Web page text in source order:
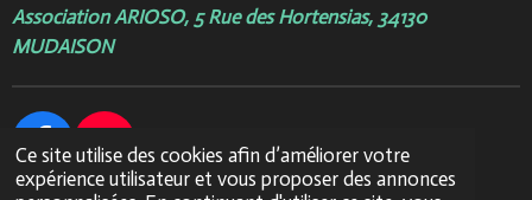
Ce site utilise des cookies afin d’améliorer votre
expérience utilisateur et vous proposer des annonces
Association ARIOSO, 5 Rue des Hortensias, 34130
MUDAISON
F
a
Y
o
Association Arioso © 2016 - 2026